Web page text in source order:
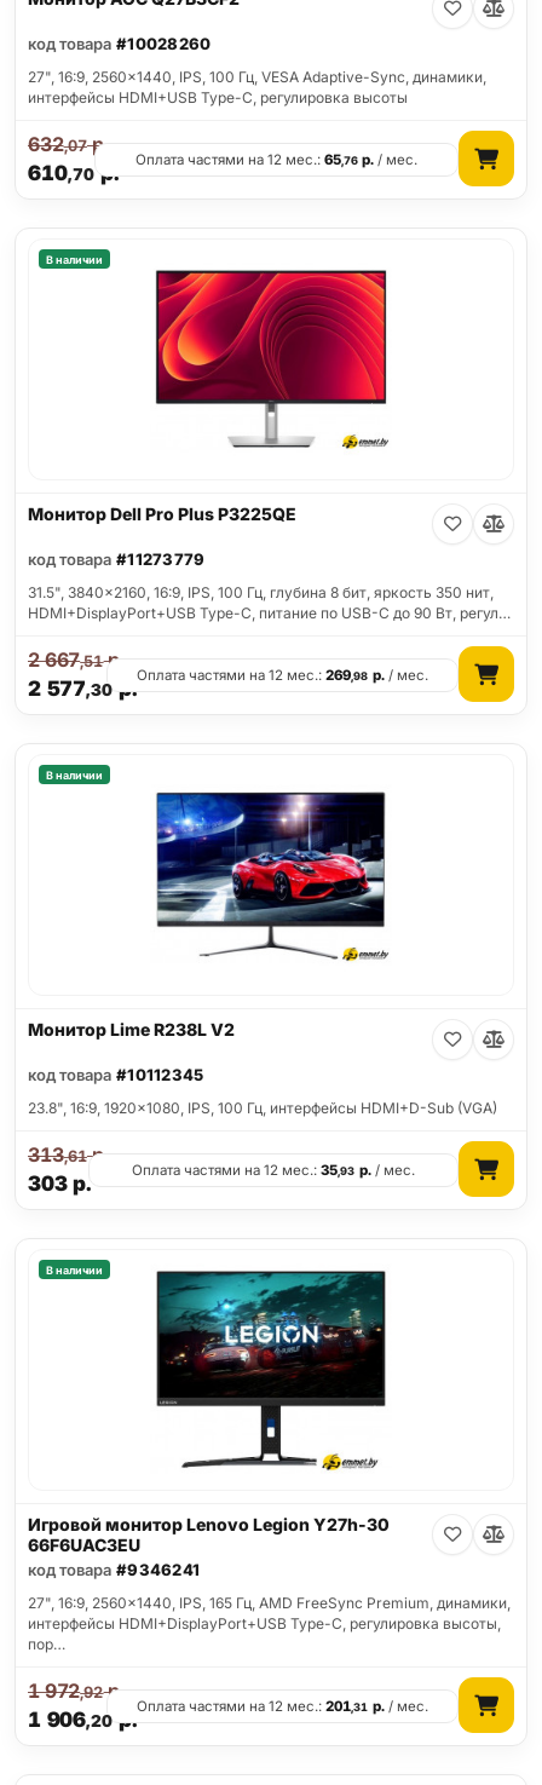
код товара #10028260
27", 16:9, 2560x1440, IPS, 100 Гц, VESA Adaptive-Sync, динамики,
интерфейсы HDMI+USB Type-C, регулировка высоты
610,70р.
632,07р.
Оплата частями на 12 мес.:65,76 р. / мес.
В наличии
Монитор Dell Pro Plus P3225QE
код товара #11273779
31.5", 3840x2160, 16:9, IPS, 100 Гц, глубина 8 бит, яркость 350 нит,
HDMI+DisplayPort+USB Type-C, питание по USB-C до 90 Вт, регул…
2 577,30 р.
2 667,51р.
Оплата частями на 12 мес.:269,98 р./ мес.
В наличии
Монитор Lime R238L V2
код товара #10112345
23.8", 16:9, 1920x1080, IPS, 100 Гц, интерфейсы HDMI+D-Sub (VGA)
303р.
313,61р.
Оплата частями на 12 мес.:35,93 р./ мес.
В наличии
Игровой монитор Lenovo Legion Y27h-30
66F6UAC3EU
код товара #9346241
27", 16:9, 2560x1440, IPS, 165 Гц, AMD FreeSync Premium, динамики,
интерфейсы HDMI+DisplayPort+USB Type-C, регулировка высоты,
пор…
1 906,20 р.
1 972,92р.
Оплата частями на 12 мес.:201,31 р./ мес.